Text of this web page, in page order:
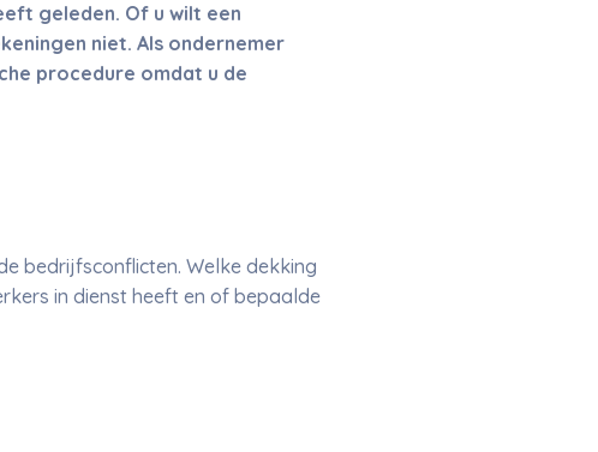
geleden. Of u wilt een
niet. Als ondernemer
procedure omdat u de
bedrijfsconflicten. Welke dekking
in dienst heeft en of bepaalde